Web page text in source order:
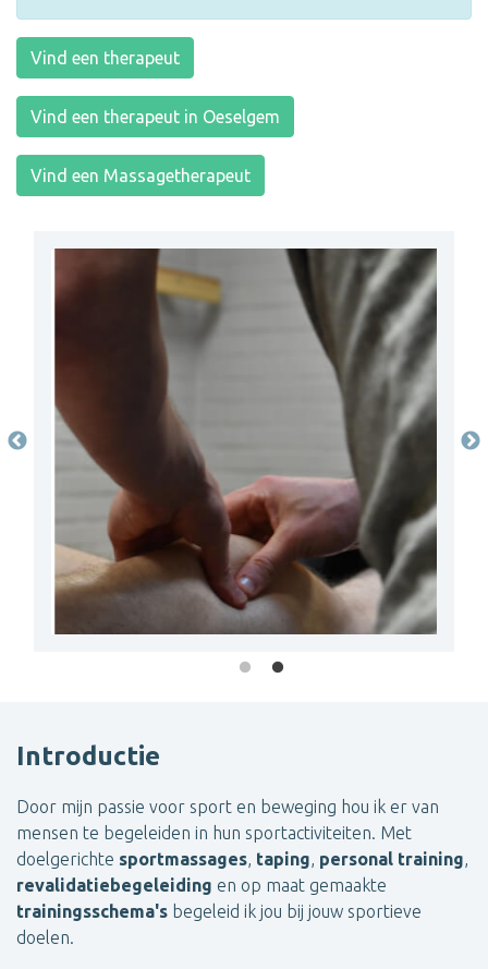
Vind een therapeut
Vind een therapeut in Oeselgem
Vind een Massagetherapeut
Introductie
Door mijn passie voor sport en beweging hou ik er van
mensen te begeleiden in hun sportactiviteiten. Met
doelgerichte sportmassages, taping, personal training,
revalidatiebegeleiding en op maat gemaakte
trainingsschema's begeleid ik jou bij jouw sportieve
doelen.